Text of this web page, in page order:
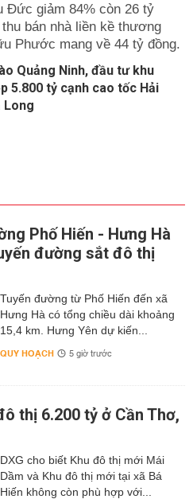
Đức giảm 84% còn 26 tỷ
bán nhà liền kề thương
Phước mang về 44 tỷ đồng.
Quảng Ninh, đầu tư khu
5.800 tỷ cạnh cao tốc Hải
Long
Phố Hiến - Hưng Hà
đường sắt đô thị
Tuyến đường từ Phố Hiến đến xã
Hưng Hà có tổng chiều dài khoảng
15,4 km. Hưng Yên dự kiến...
QUY HOẠCH 5 giờ trước
thị 6.200 tỷ ở Cần Thơ,
DXG cho biết Khu đô thị mới Mái
Dầm và Khu đô thị mới tại xã Bá
Hiến không còn phù hợp với...